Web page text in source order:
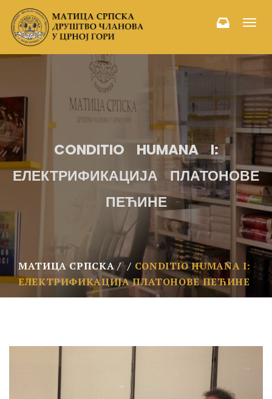
CONDITIO HUMANA I:
ЕЛЕКТРИФИКАЦИЈА ПЛАТОНОВЕ
ПЕЋИНЕ
МАТИЦА СРПСКА
CONDITIO HUMANA I:
ЕЛЕКТРИФИКАЦИЈА ПЛАТОНОВЕ ПЕЋИНЕ